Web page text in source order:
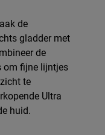
de
gladder met
de
om fijne lijntjes
te
Ultra
huid.